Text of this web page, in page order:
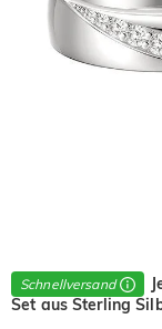
Schnellversand
Set aus Sterling